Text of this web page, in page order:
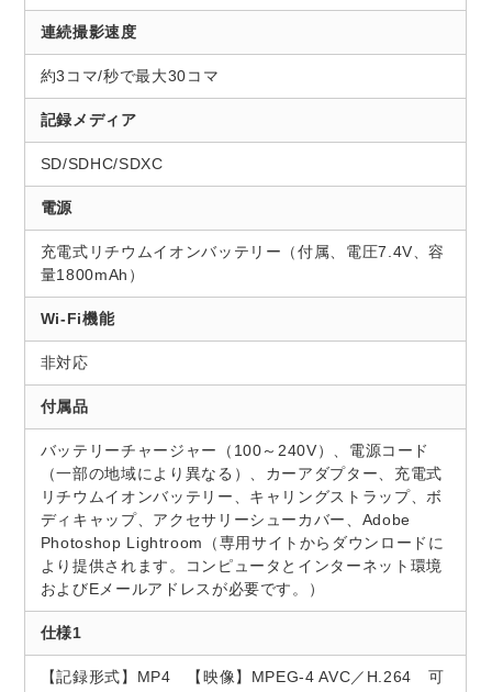
連続撮影速度
約3コマ/秒で最大30コマ
記録メディア
SD/SDHC/SDXC
電源
充電式リチウムイオンバッテリー（付属、電圧7.4V、容
量1800mAh）
Wi-Fi機能
非対応
付属品
バッテリーチャージャー（100～240V）、電源コード
（一部の地域により異なる）、カーアダプター、充電式
リチウムイオンバッテリー、キャリングストラップ、ボ
ディキャップ、アクセサリーシューカバー、Adobe
Photoshop Lightroom（専用サイトからダウンロードに
より提供されます。コンピュータとインターネット環境
およびEメールアドレスが必要です。）
仕様1
【記録形式】MP4 【映像】MPEG-4 AVC／H.264 可